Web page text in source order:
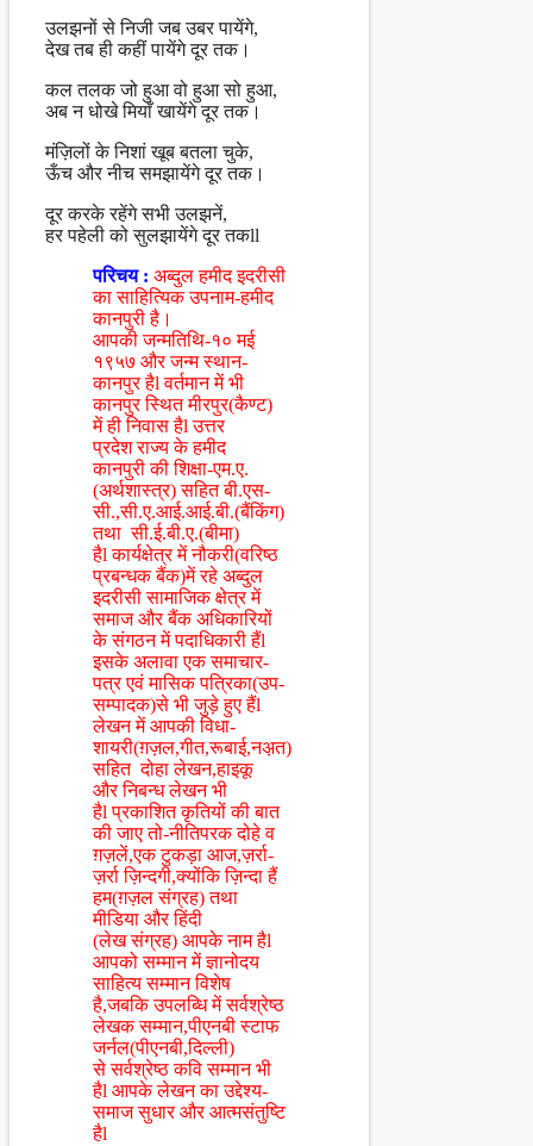
उलझनों से निजी जब उबर पायेंगे,
देख तब ही कहीं पायेंगे दूर तक।
कल तलक जो हुआ वो हुआ सो हुआ,
अब न धोखे मियाँ खायेंगे दूर तक।
मंज़िलों के निशां खूब बतला चुके,
ऊँच और नीच समझायेंगे दूर तक।
दूर करके रहेंगे सभी उलझनें,
हर पहेली को सुलझायेंगे दूर तकll
परिचय : अब्दुल हमीद इदरीसी
का साहित्यिक उपनाम-हमीद
कानपुरी है।
आपकी जन्मतिथि-१० मई
१९५७ और जन्म स्थान-
कानपुर हैl वर्तमान में भी
कानपुर स्थित मीरपुर(कैण्ट)
में ही निवास हैl उत्तर
प्रदेश राज्य के हमीद
कानपुरी की शिक्षा-एम.ए.
(अर्थशास्त्र) सहित बी.एस-
सी.,सी.ए.आई.आई.बी.(बैंकिंग)
तथा सी.ई.बी.ए.(बीमा)
हैl कार्यक्षेत्र में नौकरी(वरिष्ठ
प्रबन्धक बैंक)में रहे अब्दुल
इदरीसी सामाजिक क्षेत्र में
समाज और बैंक अधिकारियों
के संगठन में पदाधिकारी हैंl
इसके अलावा एक समाचार-
पत्र एवं मासिक पत्रिका(उप-
सम्पादक)से भी जुड़े हुए हैंl
लेखन में आपकी विधा-
शायरी(ग़ज़ल,गीत,रूबाई,नअ़त)
सहित दोहा लेखन,हाइकू
और निबन्ध लेखन भी
हैl प्रकाशित कृतियों की बात
की जाए तो-नीतिपरक दोहे व
ग़ज़लें,एक टुकड़ा आज,ज़र्रा-
ज़र्रा ज़िन्दगी,क्योंकि ज़िन्दा हैं
हम(ग़ज़ल संग्रह) तथा
मीडिया और हिंदी
(लेख संग्रह) आपके नाम हैl
आपको सम्मान में ज्ञानोदय
साहित्य सम्मान विशेष
है,जबकि उपलब्धि में सर्वश्रेष्ठ
लेखक सम्मान,पीएनबी स्टाफ
जर्नल(पीएनबी,दिल्ली)
से सर्वश्रेष्ठ कवि सम्मान भी
हैl आपके लेखन का उद्देश्य-
समाज सुधार और आत्मसंतुष्टि
हैl